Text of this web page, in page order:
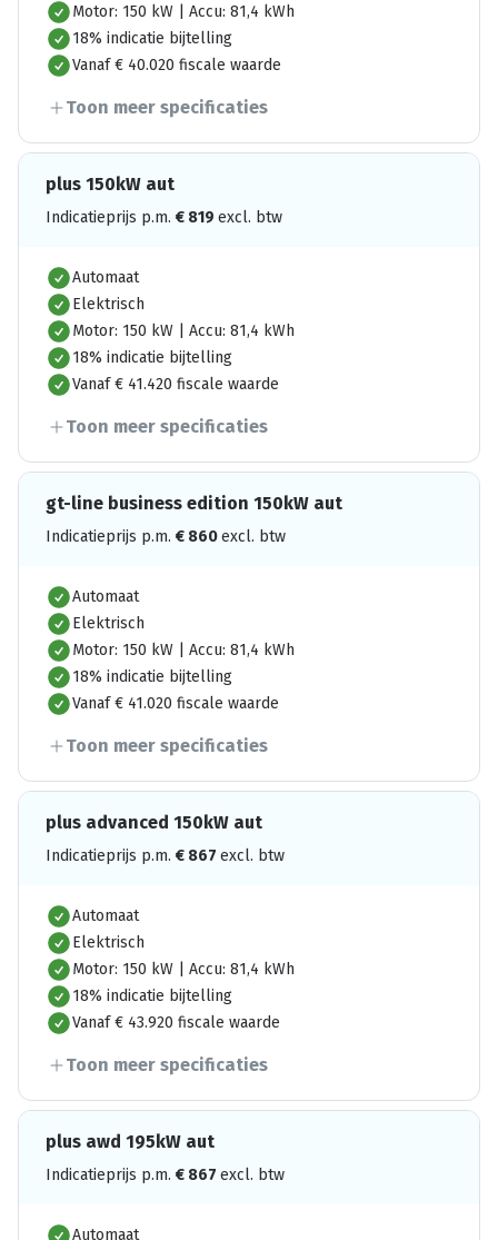
Motor: 150 kW | Accu: 81,4 kWh
18% indicatie bijtelling
Vanaf € 40.020 fiscale waarde
Toon meer specificaties
plus 150kW aut
Indicatieprijs p.m. € 819 excl. btw
Automaat
Elektrisch
Motor: 150 kW | Accu: 81,4 kWh
18% indicatie bijtelling
Vanaf € 41.420 fiscale waarde
Toon meer specificaties
gt-line business edition 150kW aut
Indicatieprijs p.m. € 860excl. btw
Automaat
Elektrisch
Motor: 150 kW | Accu: 81,4 kWh
18% indicatie bijtelling
Vanaf € 41.020 fiscale waarde
Toon meer specificaties
plus advanced 150kW aut
Indicatieprijs p.m. € 867 excl. btw
Automaat
Elektrisch
Motor: 150 kW | Accu: 81,4 kWh
18% indicatie bijtelling
Vanaf € 43.920 fiscale waarde
Toon meer specificaties
plus awd 195kW aut
Indicatieprijs p.m. € 867 excl. btw
Automaat